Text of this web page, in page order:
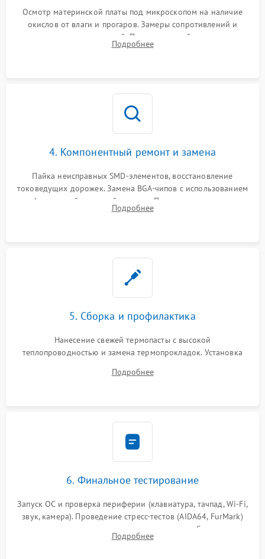
Осмотр материнской платы под микроскопом на наличие
окислов от влаги и прогаров. Замеры сопротивлений и
дежурных напряжений. Проверка цепей питания,
мультиконтроллера, процессора и видеочипа.
Подробнее
4. Компонентный ремонт и замена
Пайка неисправных SMD-элементов, восстановление
токоведущих дорожек. Замена BGA-чипов с использованием
инфракрасной паяльной станции. Прошивка микросхемы
BIOS или замена поврежденных портов USB
Подробнее
5. Сборка и профилактика
Нанесение свежей термопасты с высокой
теплопроводностью и замена термопрокладок. Установка
шлейфов, модулей памяти и накопителей. Предварительная
Подробнее
6. Финальное тестирование
Запуск ОС и проверка периферии (клавиатура, тачпад, Wi-Fi,
звук, камера). Проведение стресс-тестов (AIDA64, FurMark)
для контроля температурного режима и стабильности
системы под пиковой нагрузкой.
Подробнее